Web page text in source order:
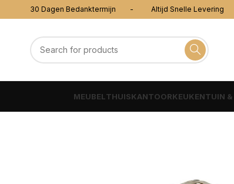
30 Dagen Bedanktermijn - Altijd Snelle
MEUBEL THUISKANTOORKEUKENTUIN &